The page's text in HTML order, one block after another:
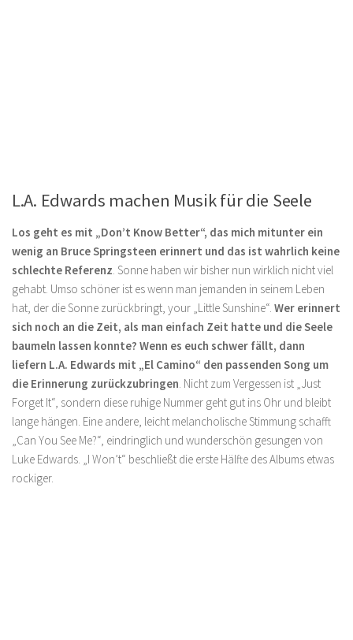
L.A. Edwards machen Musik für die Seele
Los geht es mit „Don’t Know Better“, das mich mitunter ein
wenig an Bruce Springsteen erinnert und das ist wahrlich keine
schlechte Referenz. Sonne haben wir bisher nun wirklich nicht viel
gehabt. Umso schöner ist es wenn man jemanden in seinem Leben
hat, der die Sonne zurückbringt, your „Little Sunshine“. Wer erinnert
sich noch an die Zeit, als man einfach Zeit hatte und die Seele
baumeln lassen konnte? Wenn es euch schwer fällt, dann
liefern L.A. Edwards mit „El Camino“ den passenden Song um
die Erinnerung zurückzubringen. Nicht zum Vergessen ist „Just
Forget It“, sondern diese ruhige Nummer geht gut ins Ohr und bleibt
lange hängen. Eine andere, leicht melancholische Stimmung schafft
„Can You See Me?“, eindringlich und wunderschön gesungen von
Luke Edwards. „I Won’t“ beschließt die erste Hälfte des Albums etwas
rockiger.